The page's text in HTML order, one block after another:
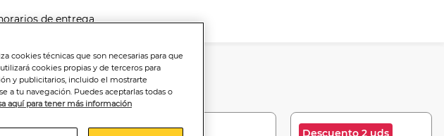
de entrega
Descuento 2 uds
cookies técnicas que son necesarias para que
cookies propias y de terceros para
y publicitarios, incluido el mostrarte
a tu navegación. Puedes aceptarlas todas o
aquí para tener más información